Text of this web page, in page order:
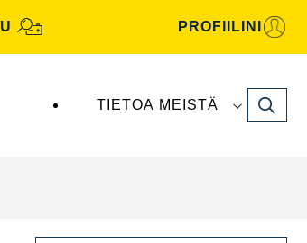
PROFIILINI
TIETOA MEISTÄ Search